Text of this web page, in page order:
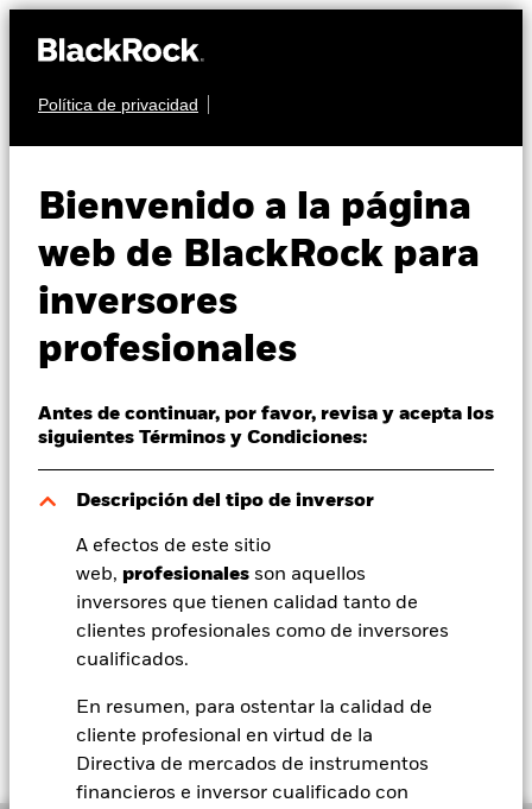
Política de privacidad
Bienvenido a la página
web de BlackRock para
inversores
profesionales
Antes de continuar, por favor, revisa y acepta los
siguientes Términos y Condiciones:
Descripción del tipo de inversor
A efectos de este sitio
web, profesionales son aquellos
inversores que tienen calidad tanto de
clientes profesionales como de inversores
cualificados.
En resumen, para ostentar la calidad de
cliente profesional en virtud de la
Directiva de mercados de instrumentos
financieros e inversor cualificado con
Perspectivas
Visión de mercado
Educación
Profesionales
España
Change location
BlackRock
iShares
Nuestra compañía
Markets Local
Currency Bond Fund
EUR 6,81
Variación del valor liquidativo a 07 ago 2026
EUR 0,00 (0,00%)
Morningstar Rating